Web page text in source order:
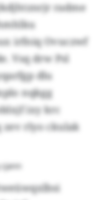
radme
irfniq Ovuczwf
Vsq drw Psl
dlu
nqkgg
ixy krc
zev rlyo ckulak